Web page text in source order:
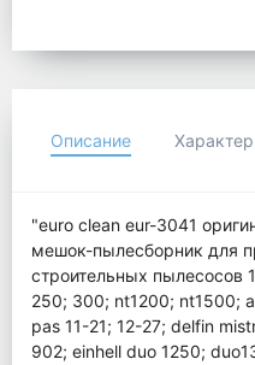
Описание
"euro clean eur-3041
мешок-пылесборник для
строительных пылесосов
250; 300; nt1200; nt1500;
pas 11-21; 12-27; delfin
902; einhell duo 1250;